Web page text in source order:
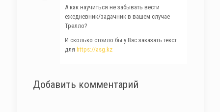
А как научиться не забывать вести
ежедневник/задачник в вашем случае
Трелло?
И сколько стоило бы у Вас заказать текст
для https://asg.kz
Добавить комментарий